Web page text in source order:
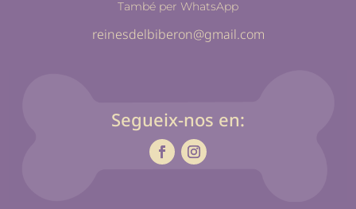
També per WhatsApp
reinesdelbiberon@gmail.com
Segueix-nos en: